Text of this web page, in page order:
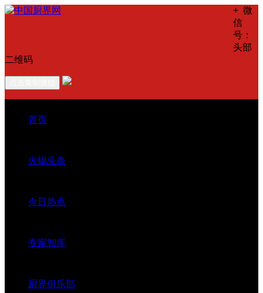
+ 微
信
号：
头部
二维码
首页
火锅头条
今日热点
专家智库
厨界俱乐部